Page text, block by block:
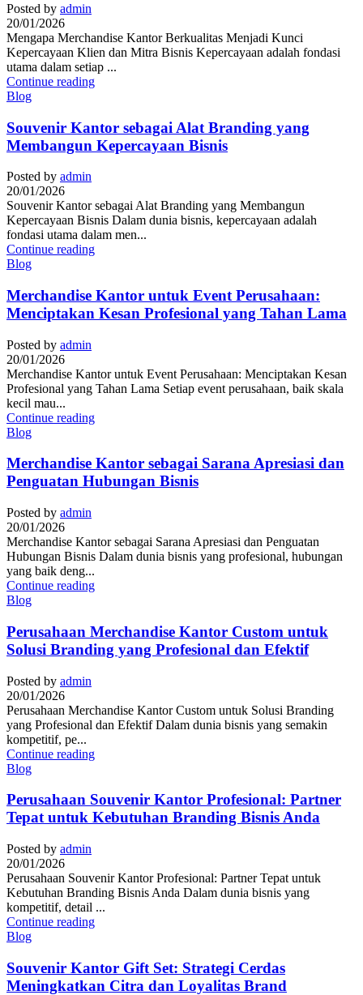
Posted by admin
20/01/2026
Mengapa Merchandise Kantor Berkualitas Menjadi Kunci
Kepercayaan Klien dan Mitra Bisnis Kepercayaan adalah fondasi
utama dalam setiap ...
Continue reading
Blog
Souvenir Kantor sebagai Alat Branding yang
Membangun Kepercayaan Bisnis
Posted by admin
20/01/2026
Souvenir Kantor sebagai Alat Branding yang Membangun
Kepercayaan Bisnis Dalam dunia bisnis, kepercayaan adalah
fondasi utama dalam men...
Continue reading
Blog
Merchandise Kantor untuk Event Perusahaan:
Menciptakan Kesan Profesional yang Tahan Lama
Posted by admin
20/01/2026
Merchandise Kantor untuk Event Perusahaan: Menciptakan Kesan
Profesional yang Tahan Lama Setiap event perusahaan, baik skala
kecil mau...
Continue reading
Blog
Merchandise Kantor sebagai Sarana Apresiasi dan
Penguatan Hubungan Bisnis
Posted by admin
20/01/2026
Merchandise Kantor sebagai Sarana Apresiasi dan Penguatan
Hubungan Bisnis Dalam dunia bisnis yang profesional, hubungan
yang baik deng...
Continue reading
Blog
Perusahaan Merchandise Kantor Custom untuk
Solusi Branding yang Profesional dan Efektif
Posted by admin
20/01/2026
Perusahaan Merchandise Kantor Custom untuk Solusi Branding
yang Profesional dan Efektif Dalam dunia bisnis yang semakin
kompetitif, pe...
Continue reading
Blog
Perusahaan Souvenir Kantor Profesional: Partner
Tepat untuk Kebutuhan Branding Bisnis Anda
Posted by admin
20/01/2026
Perusahaan Souvenir Kantor Profesional: Partner Tepat untuk
Kebutuhan Branding Bisnis Anda Dalam dunia bisnis yang
kompetitif, detail ...
Continue reading
Blog
Souvenir Kantor Gift Set: Strategi Cerdas
Meningkatkan Citra dan Loyalitas Brand